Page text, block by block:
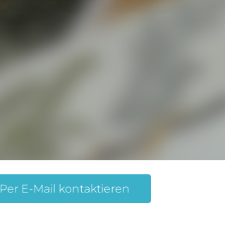
Per E-Mail kontaktieren